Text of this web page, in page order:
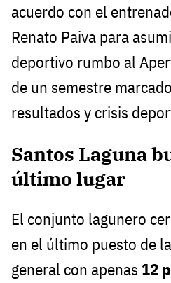
acuerdo con el
Renato Paiva para
deportivo rumbo al
de un semestre
resultados y crisis
Santos Laguna
último lugar
El conjunto lagunero
en el último puesto de
general con apenas 12